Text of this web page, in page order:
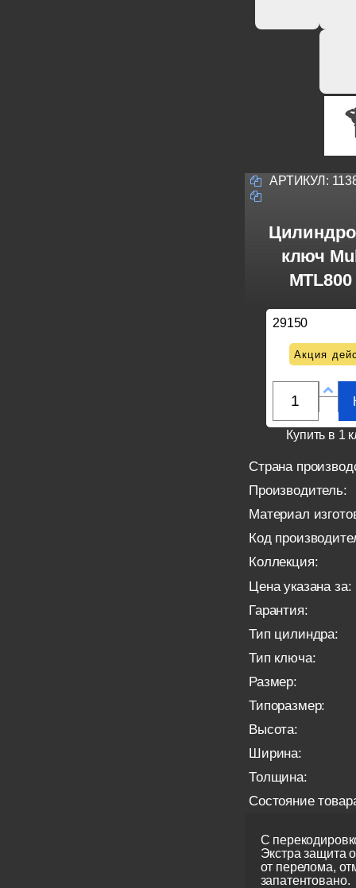
АРТИКУЛ:
ключ
29150
Акция
Купить в 1
Страна
Производитель:
Материал
Код
Коллекция:
Цена указана за:
Гарантия:
Тип цилиндра:
Тип ключа:
Размер:
Типоразмер:
Высота:
Ширина:
Толщина:
Состояние
С
Экстра защита
от перелома,
запатентовано.